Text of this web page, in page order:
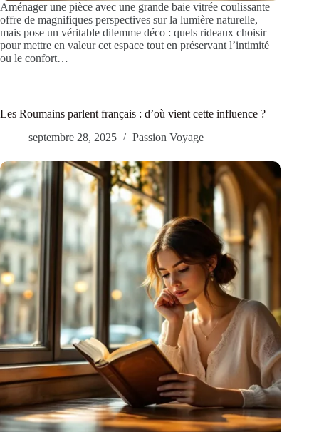
Aménager une pièce avec une grande baie vitrée coulissante
offre de magnifiques perspectives sur la lumière naturelle,
mais pose un véritable dilemme déco : quels rideaux choisir
pour mettre en valeur cet espace tout en préservant l’intimité
ou le confort…
Les Roumains parlent français : d’où vient cette influence ?
septembre 28, 2025
Passion Voyage